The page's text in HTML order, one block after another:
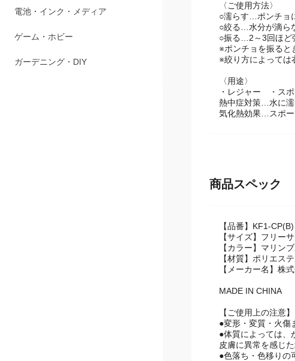
電池・インク・メディア
ゲーム・ホビー
ガーデニング・DIY
〈ご使用方法〉
○濡らす…ポンチョ
○絞る…水分が滴ら
○振る…2～3回ほど
※ポンチョを振ると
※絞り方によっては
〈用途〉
・レジャー ・ス
熱中症対策…水に濡
気化熱効果…スポー
商品スペック
【品番】KF1-CP(B)
【サイズ】フリー
【カラー】マリン
【材質】ポリエス
【メーカー名】株
MADE IN CHINA
【ご使用上の注意】
●変形・変質・火傷
●体質によっては、
皮膚に異常を感じ
●色落ち・色移りの